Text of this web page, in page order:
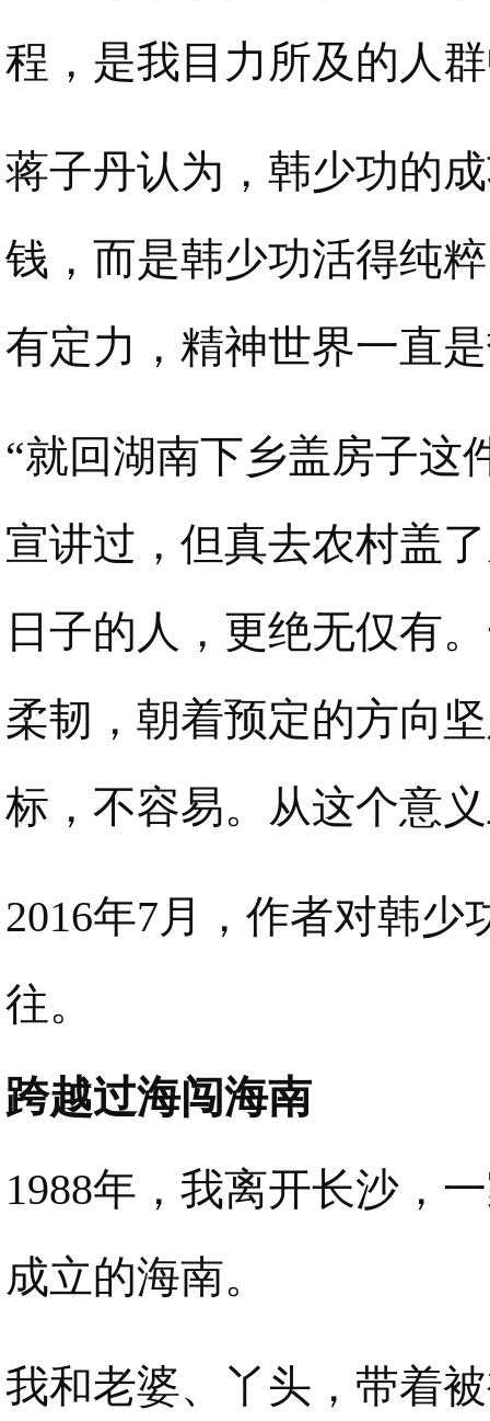
程，是我目力所及的人
蒋子丹认为，韩少功的
钱，而是韩少功活得纯
有定力，精神世界一直
“就回湖南下乡盖房子这
宣讲过，但真去农村盖
日子的人，更绝无仅有
柔韧，朝着预定的方向
标，不容易。从这个意
2016年7月，作者对韩
往。
跨越过海闯海南
1988年，我离开长沙，
成立的海南。
我和老婆、丫头，带着